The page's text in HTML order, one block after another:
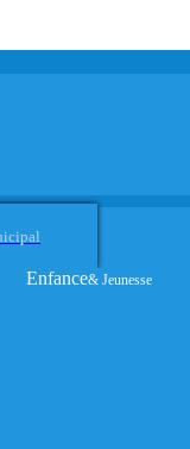
Enfance& Jeunesse